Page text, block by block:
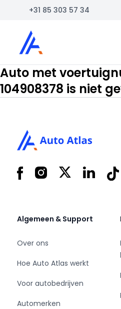
+31 85 303 57 34
Auto Atlas
Auto met
104908378 is niet
FacebookInstagram
X LinkedIn
Algemeen & Support
Over ons
Hoe Auto Atlas werkt
Voor autobedrijven
Automerken